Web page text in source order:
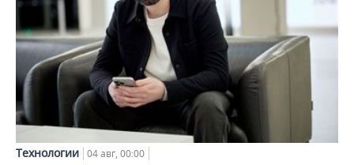
Технологии 04 авг, 00:00